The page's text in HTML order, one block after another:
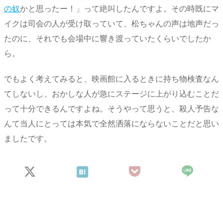
の奴かと思ったー！」って絶叫したんですよ。その時既にマ
イクは司会の人が受け取っていて、松ちゃんの声は地声だっ
たのに、それでも会場中に響き渡っていたくらいでしたか
ら。
でもよく考えてみると、映画館に入るときに持ち物検査なん
てしないし、おかしな人が急にステージに上がり込むことだ
って十分できるんですよね。そうやって思うと、殺人予告な
んて当人にとっては本気で全然洒落にならないことだと思い
ましたです。